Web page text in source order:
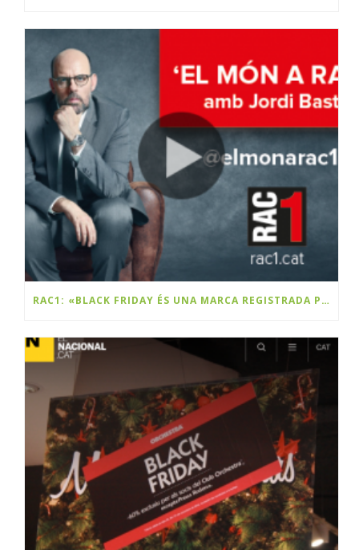
RAC1: «BLACK FRIDAY ÉS UNA MARCA REGISTRADA PER UNA EMPRESA CATALANA»